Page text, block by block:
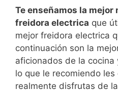
Te enseñamos la mejor
freidora electrica que
mejor freidora electrica
continuación son la
aficionados de la
lo que le recomiendo
realmente disfrutas de